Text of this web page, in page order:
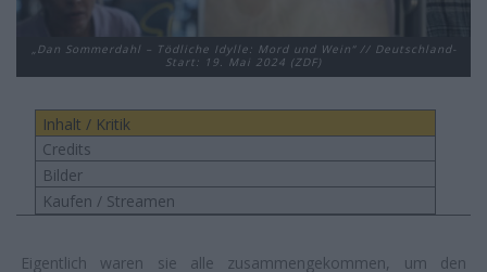
„Dan Sommerdahl – Tödliche Idylle: Mord und Wein“ // Deutschland-
Start: 19. Mai 2024 (ZDF)
Inhalt / Kritik
Credits
Bilder
Kaufen / Streamen
Eigentlich waren sie alle zusammengekommen, um den